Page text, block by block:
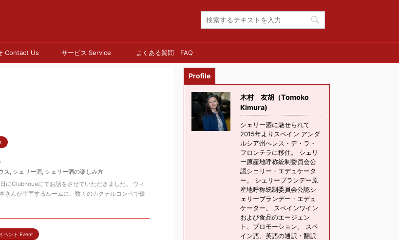
Contact Us サービス Service よくある質問 FAQ
ス, シェリー酒, シェリー酒の楽しみ方
にClubhoueにてお話をさせていただきました。 ウィ
さんが主宰するルームに、数々のカクテルコンペで優
ベント Event
Profile
木村 友胡（Tomoko
Kimura)
シェリー酒に魅せられて
2015年よりスペイン アンダ
ルシア州へレス・デ・ラ・
フロンテラに移住。 シェリ
ー原産地呼称統制委員会公
認シェリー・エデュケータ
ー。 シェリーブランデー原
産地呼称統制委員会公認シ
ェリーブランデー・エデュ
ケーター。 スペインワイン
および食品のエージェン
ト、プロモーション。 スペ
イン語、英語の通訳・翻訳